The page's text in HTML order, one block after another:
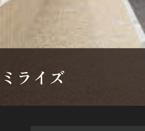
ミライズ